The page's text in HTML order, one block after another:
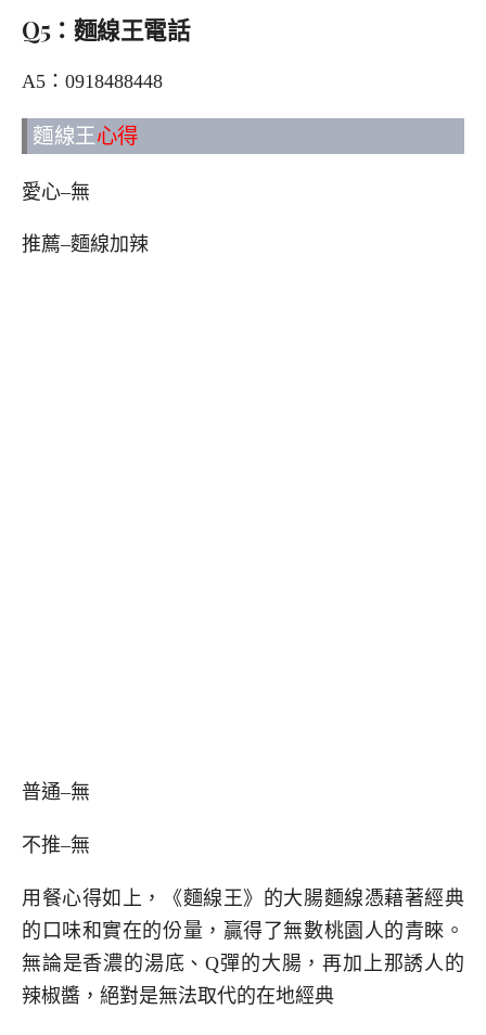
Q5：麵線王電話
A5：0918488448
麵線王心得
愛心–無
推薦–麵線加辣
普通–無
不推–無
用餐心得如上，《麵線王》的大腸麵線憑藉著經典
的口味和實在的份量，贏得了無數桃園人的青睞。
無論是香濃的湯底、Q彈的大腸，再加上那誘人的
辣椒醬，絕對是無法取代的在地經典